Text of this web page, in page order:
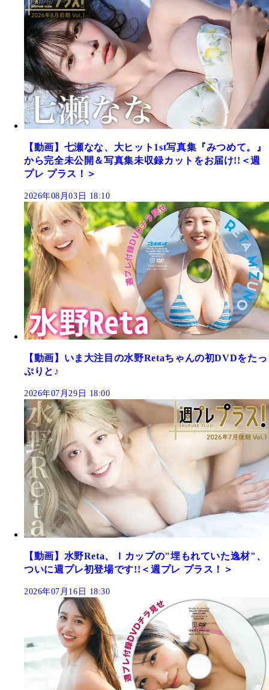
【動画】七瀬なな、大ヒット1st写真集『みつめて。』
から完全未公開＆写真集未収録カットをお届け!!＜週
プレ プラス！＞
2026年08月03日 18:10
【動画】いま大注目の水野Retaちゃんの初DVDをたっ
ぷりと♪
2026年07月29日 18:00
【動画】水野Reta、Ｉカップの"埋もれていた逸材"、
ついに週プレ初登場です!!＜週プレ プラス！＞
2026年07月16日 18:30